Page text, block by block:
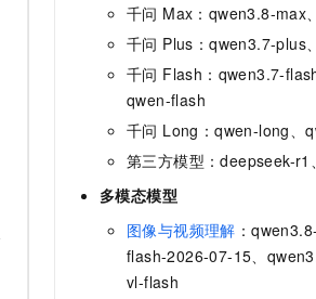
千问 Max：qwen3.8-max
千问 Plus：qwen3.7-plus
千问 Flash：qwen3.7-
qwen-flash
千问 Long：qwen-long、
第三方模型：deepseek-
多模态模型
图像与视频理解 ：
flash-2026-07-15、
vl-flash